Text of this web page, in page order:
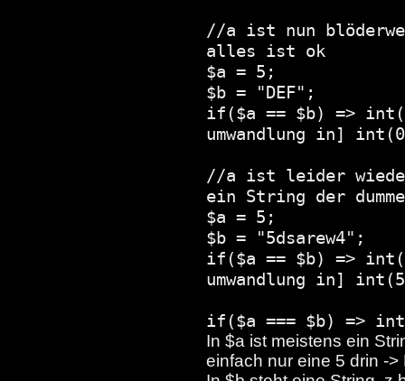
//a ist nun
alles ist ok
$a = 5;
$b = "DEF";
if($a == $b) =>
umwandlung in]
//a ist leider
ein String der
$a = 5;
$b = "5dsarew4";
if($a == $b) =>
umwandlung in]
if($a === $b) =>
In $a ist meistens ein
einfach nur eine 5 drin -